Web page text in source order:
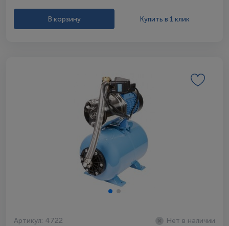
В корзину Купить в 1 клик
Артикул: 4722 Нет в наличии